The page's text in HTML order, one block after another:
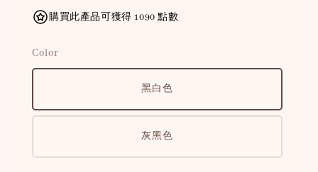
購買此產品可獲得 1090 點數
Color
黑白色
灰黑色